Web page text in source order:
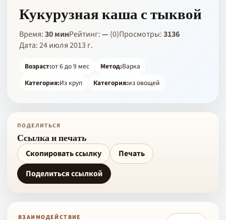
Кукурузная каша с тыквой
Время:30 минРейтинг:— (0)Просмотры:3136
Дата: 24 июля 2013 г.
Возраст:от 6 до 9 мес Метод:Варка
Категория:Из круп Категория:из овощей
ПОДЕЛИТЬСЯ
Ссылка и печать
Скопировать ссылку
Печать
Поделиться ссылкой
ВЗАИМОДЕЙСТВИЕ